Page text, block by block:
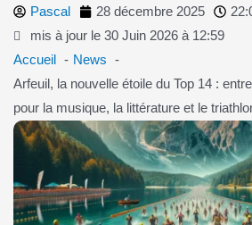
Pascal 28 décembre 2025
mis à jour le 30 Juin 2026 à 12:59
Accueil
News
Arfeuil, la nouvelle étoile du Top 14 :
pour la musique, la littérature et le